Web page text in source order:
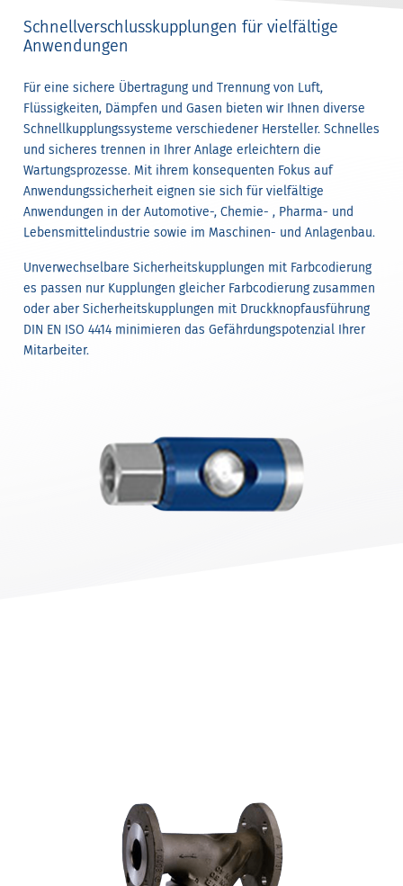
Schnellverschlusskupplungen für vielfältige
Anwendungen
Für eine sichere Übertragung und Trennung von Luft,
Flüssigkeiten, Dämpfen und Gasen bieten wir Ihnen diverse
Schnellkupplungssysteme verschiedener Hersteller. Schnelles
und sicheres trennen in Ihrer Anlage erleichtern die
Wartungsprozesse. Mit ihrem konsequenten Fokus auf
Anwendungssicherheit eignen sie sich für vielfältige
Anwendungen in der Automotive-, Chemie- , Pharma- und
Lebensmittelindustrie sowie im Maschinen- und Anlagenbau.
Unverwechselbare Sicherheitskupplungen mit Farbcodierung
es passen nur Kupplungen gleicher Farbcodierung zusammen
oder aber Sicherheitskupplungen mit Druckknopfausführung
DIN EN ISO 4414 minimieren das Gefährdungspotenzial Ihrer
Mitarbeiter.